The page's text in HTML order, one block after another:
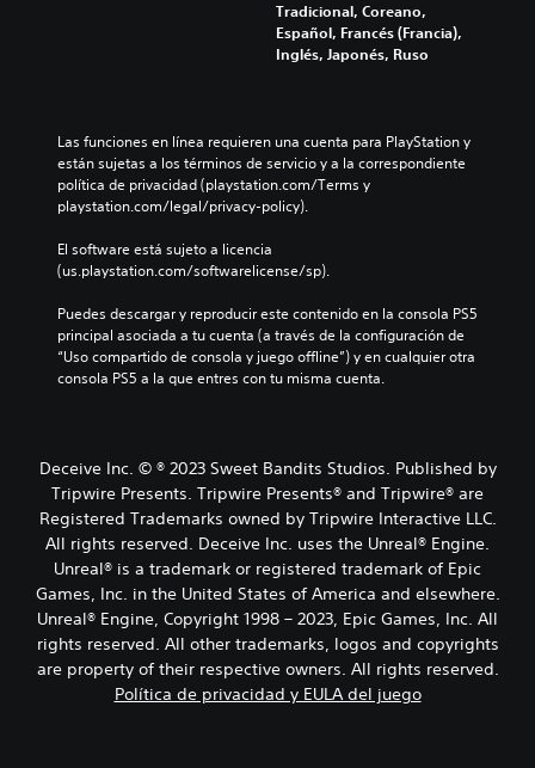
Tradicional, Coreano,
Español, Francés (Francia),
Inglés, Japonés, Ruso
Las funciones en línea requieren una cuenta para PlayStation y
están sujetas a los términos de servicio y a la correspondiente
política de privacidad (playstation.com/Terms y
playstation.com/legal/privacy-policy).
El software está sujeto a licencia
(us.playstation.com/softwarelicense/sp).
Puedes descargar y reproducir este contenido en la consola PS5
principal asociada a tu cuenta (a través de la configuración de
“Uso compartido de consola y juego offline”) y en cualquier otra
consola PS5 a la que entres con tu misma cuenta.
Deceive Inc. © ® 2023 Sweet Bandits Studios. Published by
Tripwire Presents. Tripwire Presents® and Tripwire® are
Registered Trademarks owned by Tripwire Interactive LLC.
All rights reserved. Deceive Inc. uses the Unreal® Engine.
Unreal® is a trademark or registered trademark of Epic
Games, Inc. in the United States of America and elsewhere.
Unreal® Engine, Copyright 1998 – 2023, Epic Games, Inc. All
rights reserved. All other trademarks, logos and copyrights
are property of their respective owners. All rights reserved.
Política de privacidad y EULA del juego